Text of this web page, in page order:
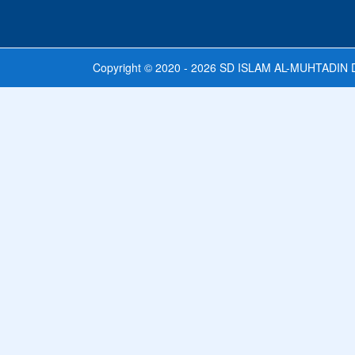
Copyright © 2020 - 2026 SD ISLAM AL-MUHTADIN